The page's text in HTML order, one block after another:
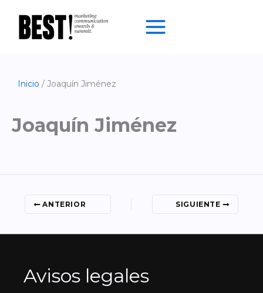
contenido
Inicio Joaquín Jiménez
Joaquín Jiménez
ANTERIOR SIGUIENTE
Avisos legales